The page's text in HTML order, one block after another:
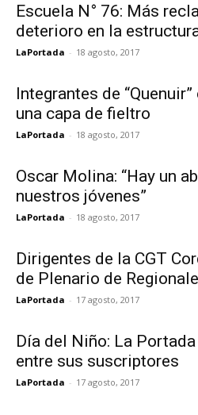
Escuela N° 76: Más
deterioro en la
LaPortada - 18 agosto, 2017
Integrantes de
una capa de fieltro
LaPortada - 18 agosto, 2017
Oscar Molina: “Hay un
nuestros jóvenes”
LaPortada - 18 agosto, 2017
Dirigentes de la CGT
de Plenario de
LaPortada - 17 agosto, 2017
Día del Niño: La
entre sus suscriptores
LaPortada - 17 agosto, 2017